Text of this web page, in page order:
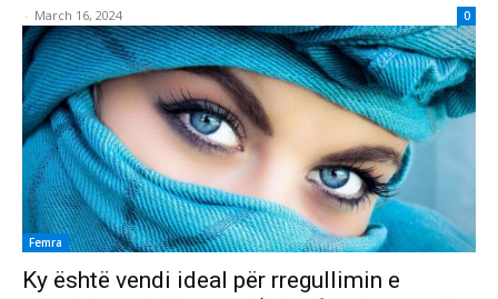
- March 16, 2024 0
Femra
Ky është vendi ideal për rregullimin e